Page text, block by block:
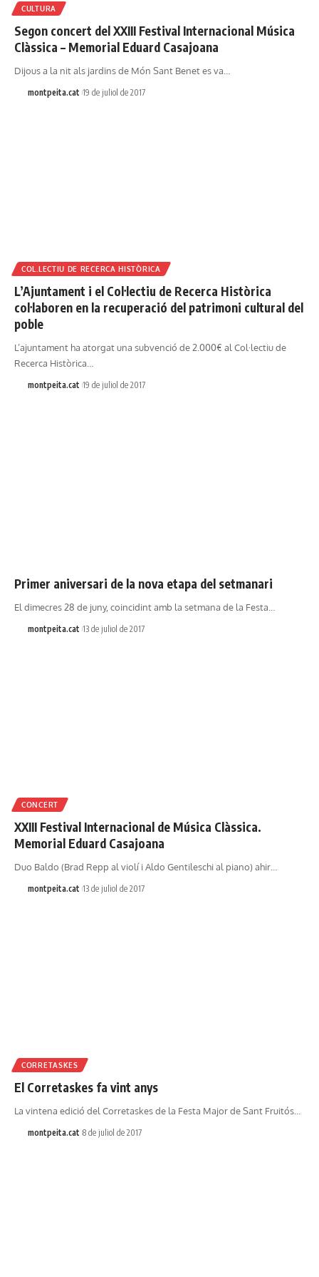
CULTURA
Segon concert del XXIII Festival Internacional Música
Clàssica – Memorial Eduard Casajoana
Dijous a la nit als jardins de Món Sant Benet es va…
montpeita.cat 19 de juliol de 2017
COL.LECTIU DE RECERCA HISTÒRICA
L’Ajuntament i el Col·lectiu de Recerca Històrica
col·laboren en la recuperació del patrimoni cultural del
poble
L’ajuntament ha atorgat una subvenció de 2.000€ al Col·lectiu de
Recerca Històrica…
montpeita.cat 19 de juliol de 2017
Primer aniversari de la nova etapa del setmanari
El dimecres 28 de juny, coincidint amb la setmana de la Festa…
montpeita.cat 13 de juliol de 2017
CONCERT
XXIII Festival Internacional de Música Clàssica.
Memorial Eduard Casajoana
Duo Baldo (Brad Repp al violí i Aldo Gentileschi al piano) ahir…
montpeita.cat 13 de juliol de 2017
CORRETASKES
El Corretaskes fa vint anys
La vintena edició del Corretaskes de la Festa Major de Sant Fruitós…
montpeita.cat 8 de juliol de 2017